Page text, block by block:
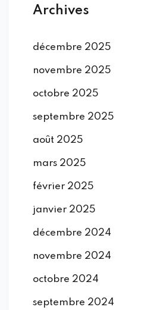
Archives
décembre 2025
novembre 2025
octobre 2025
septembre 2025
août 2025
mars 2025
février 2025
janvier 2025
décembre 2024
novembre 2024
octobre 2024
septembre 2024